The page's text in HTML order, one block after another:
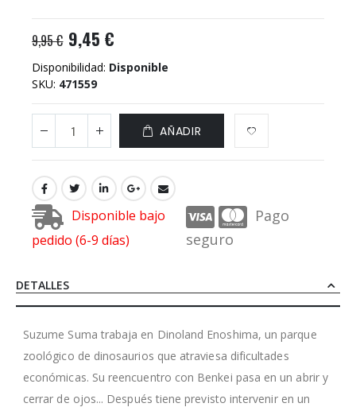
9,95 € 9,45 €
Disponibilidad: Disponible
SKU 471559
AÑADIR
Disponible bajo
pedido (6-9 días)
Pago
seguro
DETALLES
Suzume Suma trabaja en Dinoland Enoshima, un parque
zoológico de dinosaurios que atraviesa dificultades
económicas. Su reencuentro con Benkei pasa en un abrir y
cerrar de ojos... Después tiene previsto intervenir en un